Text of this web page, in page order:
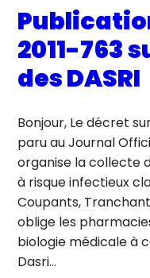
2011-763
des DASRI
Bonjour, Le décret
paru au Journal
organise la collecte
à risque infectieux
Coupants,
oblige les
biologie médicale à
Dasri…